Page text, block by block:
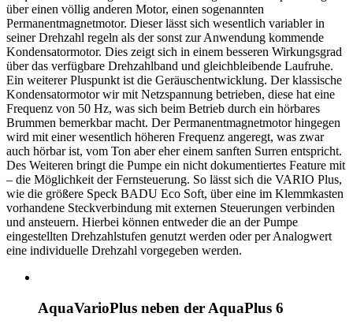
über einen völlig anderen Motor, einen sogenannten
Permanentmagnetmotor. Dieser lässt sich wesentlich variabler in
seiner Drehzahl regeln als der sonst zur Anwendung kommende
Kondensatormotor. Dies zeigt sich in einem besseren Wirkungsgrad
über das verfügbare Drehzahlband und gleichbleibende Laufruhe.
Ein weiterer Pluspunkt ist die Geräuschentwicklung. Der klassische
Kondensatormotor wir mit Netzspannung betrieben, diese hat eine
Frequenz von 50 Hz, was sich beim Betrieb durch ein hörbares
Brummen bemerkbar macht. Der Permanentmagnetmotor hingegen
wird mit einer wesentlich höheren Frequenz angeregt, was zwar
auch hörbar ist, vom Ton aber eher einem sanften Surren entspricht.
Des Weiteren bringt die Pumpe ein nicht dokumentiertes Feature mit
– die Möglichkeit der Fernsteuerung. So lässt sich die VARIO Plus,
wie die größere Speck BADU Eco Soft, über eine im Klemmkasten
vorhandene Steckverbindung mit externen Steuerungen verbinden
und ansteuern. Hierbei können entweder die an der Pumpe
eingestellten Drehzahlstufen genutzt werden oder per Analogwert
eine individuelle Drehzahl vorgegeben werden.
AquaVarioPlus neben der AquaPlus 6